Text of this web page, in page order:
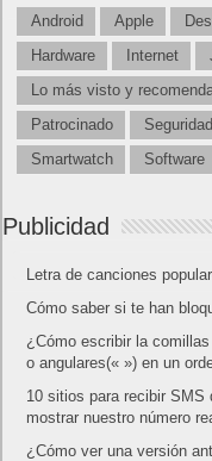
Android Apple
Hardware
Internet
Lo más visto y
Patrocinado
Seguridad
Smartwatch
Software
Publicidad
Letra de canciones
Cómo saber si te han
¿Cómo escribir la
o angulares(« ») en un
10 sitios para recibir SMS
mostrar nuestro número
¿Cómo ver una versión